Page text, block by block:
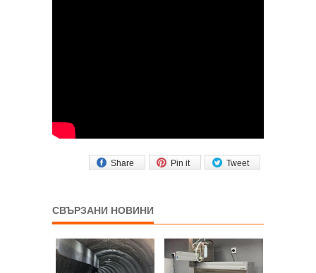
Tweet
Pin it
Share
СВЪРЗАНИ НОВИНИ